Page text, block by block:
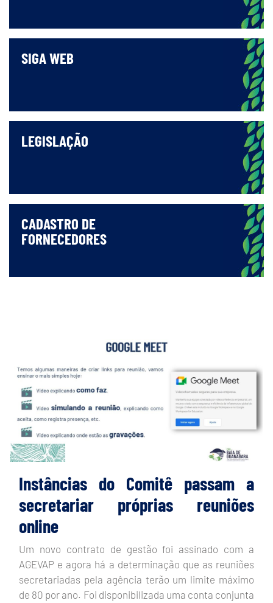
SIGA WEB
LEGISLAÇÃO
CADASTRO DE
FORNECEDORES
Instâncias do Comitê passam a
secretariar próprias reuniões
online
Um novo contrato de gestão foi assinado com a
AGEVAP e agora há a determinação que as reuniões
secretariadas pela agência terão um limite máximo
de 80 por ano. Foi disponibilizada uma conta conjunta